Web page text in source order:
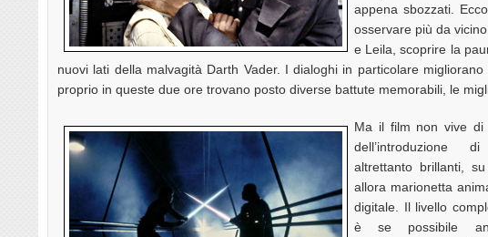
appena sbozzati.
osservare più da
e Leila, scoprire la
nuovi lati della malvagità Darth Vader. I dialoghi in particolare
proprio in queste due ore trovano posto diverse battute memorabili, le
Ma il film non vive di
dell’introduzione
altrettanto brillanti,
allora marionetta
digitale. Il livello
è se possibile